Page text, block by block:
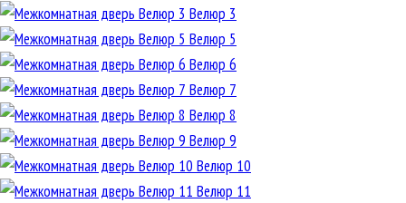
Велюр 3
Велюр 5
Велюр 6
Велюр 7
Велюр 8
Велюр 9
Велюр 10
Велюр 11